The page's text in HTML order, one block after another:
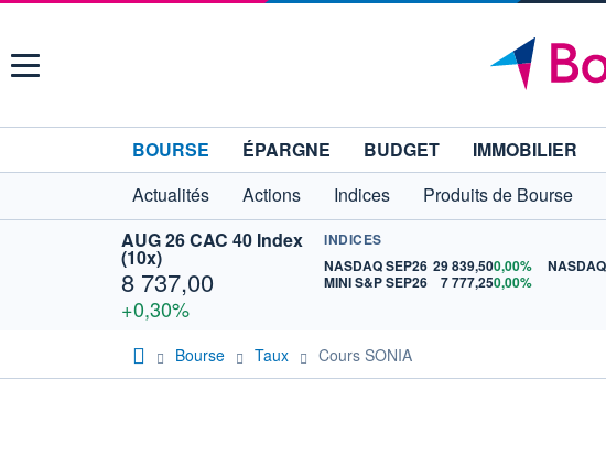
Menu
BOURSE ÉPARGNE BUDGET IMMOBILIER
Actualités
Actions Indices Produits de Bourse
AUG 26 CAC 40 Index
(10x)
8 737,00
+0,30%
INDICES
NASDAQ SEP26 29 839,500,00%
MINI S&P SEP26
7 777,250,00%
Bourse Taux Cours SONIA